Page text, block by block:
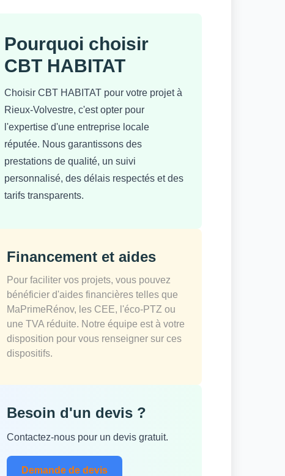
Pourquoi choisir
CBT HABITAT
Choisir CBT HABITAT pour votre projet à
Rieux-Volvestre, c'est opter pour
l'expertise d'une entreprise locale
réputée. Nous garantissons des
prestations de qualité, un suivi
personnalisé, des délais respectés et des
tarifs transparents.
Financement et aides
Pour faciliter vos projets, vous pouvez
bénéficier d'aides financières telles que
MaPrimeRénov, les CEE, l'éco-PTZ ou
une TVA réduite. Notre équipe est à votre
disposition pour vous renseigner sur ces
dispositifs.
Besoin d'un devis ?
Contactez-nous pour un devis gratuit.
Demande de devis